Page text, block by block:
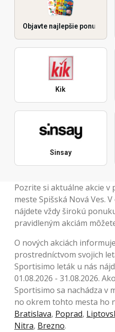
Objavte najlepšie ponuky
Kik
Sinsay
Pozrite si aktuálne akcie v
meste Spišská Nová Ves.
nájdete vždy širokú
pravidleným akciám
O nových akciách
prostredníctvom svojich
Sportisimo leták u nás
01.08.2026 - 31.08.2026.
Sportisimo sa nachádza v
no okrem tohto mesta ho
Bratislava, Poprad,
Nitra, Brezno.